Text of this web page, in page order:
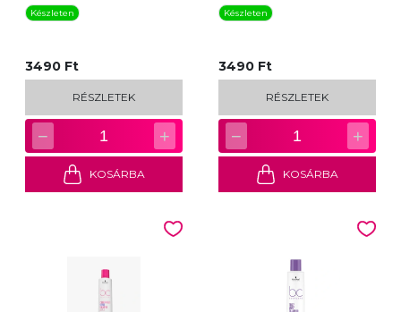
Készleten
3490 Ft
RÉSZLETEK
− 1 +
KOSÁRBA
Készleten
3490 Ft
RÉSZLETEK
− 1 +
KOSÁRBA